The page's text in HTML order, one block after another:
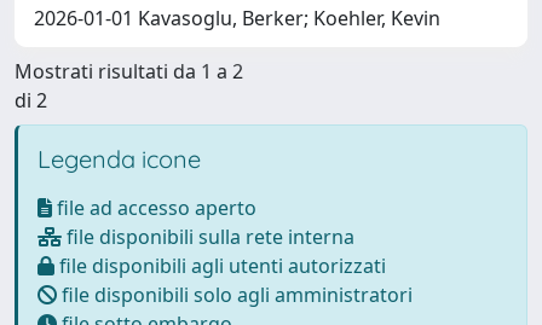
2026-01-01 Kavasoglu, Berker; Koehler, Kevin
Mostrati risultati da 1 a 2
di 2
Legenda icone
file ad accesso aperto
file disponibili sulla rete interna
file disponibili agli utenti autorizzati
file disponibili solo agli amministratori